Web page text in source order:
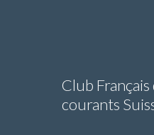
Club
courants